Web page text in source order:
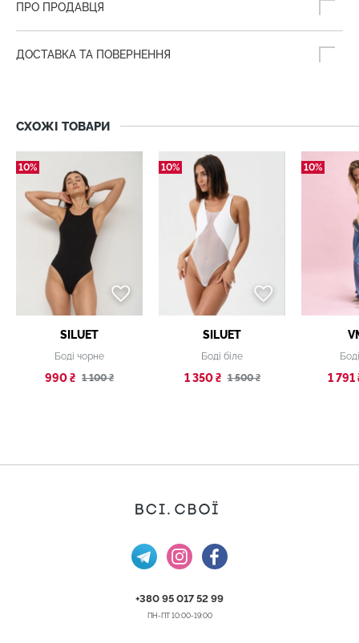
ПРО ПРОДАВЦЯ
ДОСТАВКА ТА ПОВЕРНЕННЯ
СХОЖІ ТОВАРИ
10%
SILUET
Боді чорне
990 ₴ 1 100 ₴
10%
SILUET
Боді біле
1 350 ₴ 1 500 ₴
10%
1 791
+380 95 017 52 99
ПН-ПТ 10:00-19:00